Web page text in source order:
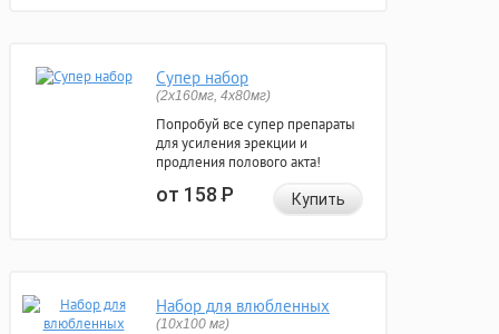
Супер набор
(2х160мг, 4х80мг)
Попробуй все супер препараты
для усиления эрекции и
продления полового акта!
от 158Р Купить
Набор для влюбленных
(10х100 мг)